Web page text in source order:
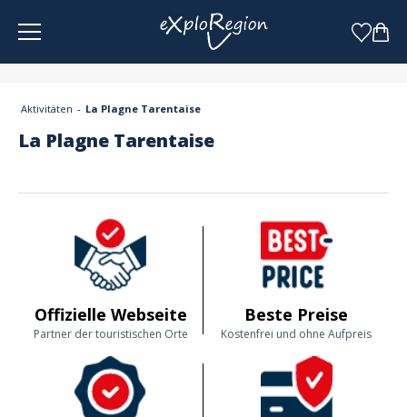
Aktivitäten La Plagne Tarentaise
La Plagne Tarentaise
Offizielle Webseite
Partner der touristischen Orte
Beste Preise
Kostenfrei und ohne Aufpreis